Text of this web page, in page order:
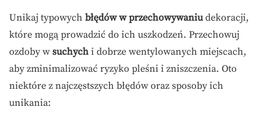
Unikaj typowych błędów w przechowywaniudekoracji,
które mogą prowadzić do ich uszkodzeń. Przechowuj
ozdoby w suchych i dobrze wentylowanych miejscach,
aby zminimalizować ryzyko pleśni i zniszczenia. Oto
niektóre z najczęstszych błędów oraz sposoby ich
unikania: